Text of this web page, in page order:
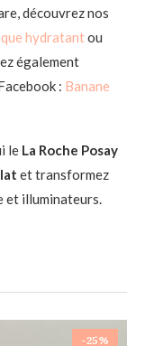
découvrez nos
hydratantou
également
: Banane
le La Roche Posay
et transformez
et illuminateurs.
-25%